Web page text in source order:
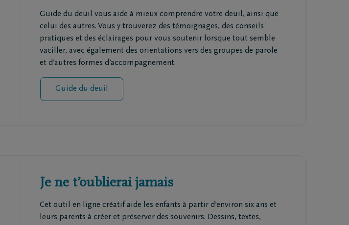
Guide du deuil vous aide à mieux comprendre votre deuil, ainsi que
celui des autres. Vous y trouverez des témoignages, des conseils
pratiques et des éclairages pour vous soutenir lorsque tout semble
vaciller, avec également des orientations vers des groupes de parole
et d’autres formes d’accompagnement.
Guide du deuil
Je ne t’oublierai jamais
Cet outil en ligne créatif aide les enfants à partir d’environ six ans et
leurs parents à créer et préserver des souvenirs. Dessins, textes,